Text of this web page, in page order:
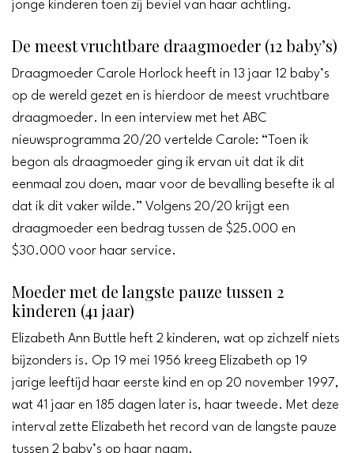
jonge kinderen toen zij beviel van haar achtling.
De meest vruchtbare draagmoeder (12 baby’s)
Draagmoeder Carole Horlock heeft in 13 jaar 12 baby’s
op de wereld gezet en is hierdoor de meest vruchtbare
draagmoeder. In een interview met het ABC
nieuwsprogramma 20/20 vertelde Carole: “Toen ik
begon als draagmoeder ging ik ervan uit dat ik dit
eenmaal zou doen, maar voor de bevalling besefte ik al
dat ik dit vaker wilde.” Volgens 20/20 krijgt een
draagmoeder een bedrag tussen de $25.000 en
$30.000 voor haar service.
Moeder met de langste pauze tussen 2
kinderen (41 jaar)
Elizabeth Ann Buttle heft 2 kinderen, wat op zichzelf niets
bijzonders is. Op 19 mei 1956 kreeg Elizabeth op 19
jarige leeftijd haar eerste kind en op 20 november 1997,
wat 41 jaar en 185 dagen later is, haar tweede. Met deze
interval zette Elizabeth het record van de langste pauze
tussen 2 baby’s op haar naam.